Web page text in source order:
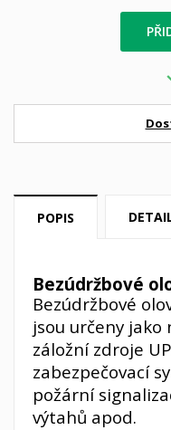
POPIS
Bezúdržbové
Bezúdržbové
jsou určeny
záložní zdroje
zabezpečovací
požární
výtahů apod.